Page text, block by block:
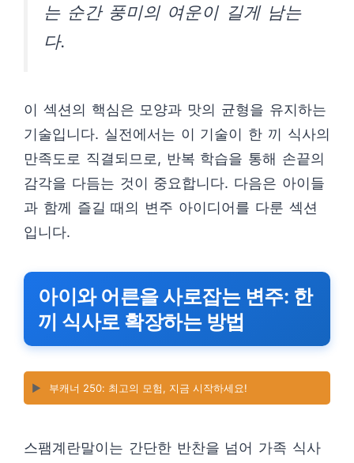
는 순간 풍미의 여운이 길게 남는
다.
이 섹션의 핵심은 모양과 맛의 균형을 유지하는
기술입니다. 실전에서는 이 기술이 한 끼 식사의
만족도로 직결되므로, 반복 학습을 통해 손끝의
감각을 다듬는 것이 중요합니다. 다음은 아이들
과 함께 즐길 때의 변주 아이디어를 다룬 섹션
입니다.
아이와 어른을 사로잡는 변주: 한
끼 식사로 확장하는 방법
▶️ 부캐너 250: 최고의 모험, 지금 시작하세요!
스팸계란말이는 간단한 반찬을 넘어 가족 식사